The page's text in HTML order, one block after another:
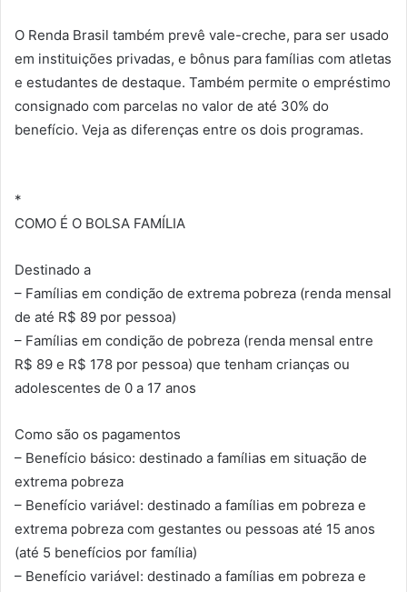
O Renda Brasil também prevê vale-creche, para ser usado
em instituições privadas, e bônus para famílias com atletas
e estudantes de destaque. Também permite o empréstimo
consignado com parcelas no valor de até 30% do
benefício. Veja as diferenças entre os dois programas.
*
COMO É O BOLSA FAMÍLIA
Destinado a
– Famílias em condição de extrema pobreza (renda mensal
de até R$ 89 por pessoa)
– Famílias em condição de pobreza (renda mensal entre
R$ 89 e R$ 178 por pessoa) que tenham crianças ou
adolescentes de 0 a 17 anos
Como são os pagamentos
– Benefício básico: destinado a famílias em situação de
extrema pobreza
– Benefício variável: destinado a famílias em pobreza e
extrema pobreza com gestantes ou pessoas até 15 anos
(até 5 benefícios por família)
– Benefício variável: destinado a famílias em pobreza e